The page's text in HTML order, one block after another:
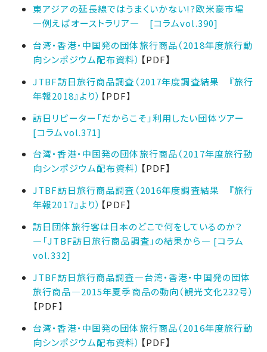
東アジアの延長線ではうまくいかない!?欧米豪市場
―例えばオーストラリア― [コラムvol.390]
台湾・香港・中国発の団体旅行商品（2018年度旅行動
向シンポジウム配布資料） 【PDF】
JTBF訪日旅行商品調査（2017年度調査結果 『旅行
年報2018』より） 【PDF】
訪日リピーター「だからこそ」利用したい団体ツアー
[コラムvol.371]
台湾・香港・中国発の団体旅行商品（2017年度旅行動
向シンポジウム配布資料） 【PDF】
JTBF訪日旅行商品調査（2016年度調査結果 『旅行
年報2017』より） 【PDF】
訪日団体旅行客は日本のどこで何をしているのか？
―「JTBF訪日旅行商品調査」の結果から― [コラム
vol.332]
JTBF訪日旅行商品調査―台湾・香港・中国発の団体
旅行商品―2015年夏季商品の動向（観光文化232号）
【PDF】
台湾・香港・中国発の団体旅行商品（2016年度旅行動
向シンポジウム配布資料） 【PDF】